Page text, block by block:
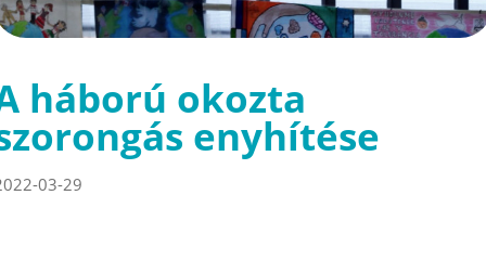
háború okozta
enyhítése
03-29